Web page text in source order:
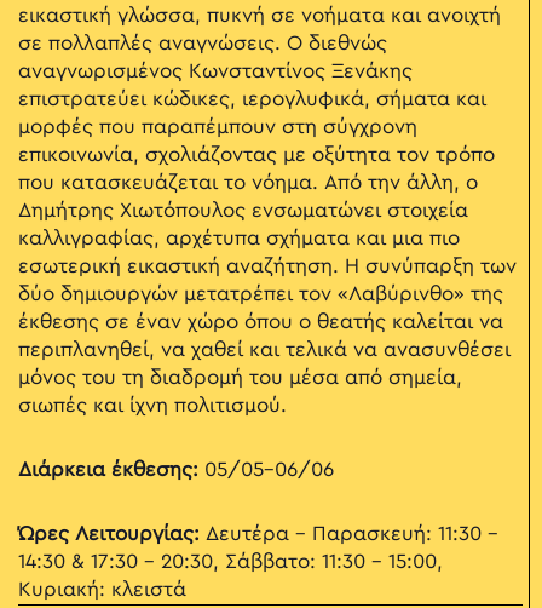
εικαστική γλώσσα, πυκνή σε νοήματα και ανοιχτή
σε πολλαπλές αναγνώσεις. Ο διεθνώς
αναγνωρισμένος Κωνσταντίνος Ξενάκης
επιστρατεύει κώδικες, ιερογλυφικά, σήματα και
μορφές που παραπέμπουν στη σύγχρονη
επικοινωνία, σχολιάζοντας με οξύτητα τον τρόπο
που κατασκευάζεται το νόημα. Από την άλλη, ο
Δημήτρης Χιωτόπουλος ενσωματώνει στοιχεία
καλλιγραφίας, αρχέτυπα σχήματα και μια πιο
εσωτερική εικαστική αναζήτηση. Η συνύπαρξη των
δύο δημιουργών μετατρέπει τον «Λαβύρινθο» της
έκθεσης σε έναν χώρο όπου ο θεατής καλείται να
περιπλανηθεί, να χαθεί και τελικά να ανασυνθέσει
μόνος του τη διαδρομή του μέσα από σημεία,
σιωπές και ίχνη πολιτισμού.
Διάρκεια έκθεσης: 05/05-06/06
Ώρες Λειτουργίας: Δευτέρα - Παρασκευή: 11:30 –
14:30 & 17:30 - 20:30, Σάββατο: 11:30 – 15:00,
Κυριακή: κλειστά